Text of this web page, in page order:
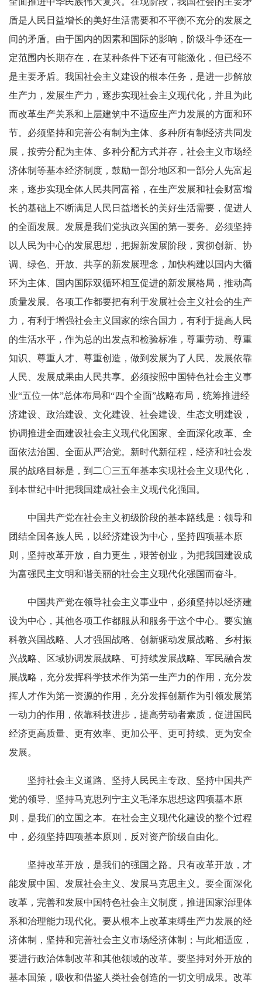
盾是人民日益增长的美好生活需要和不平衡不充分的发展之
间的矛盾。由于国内的因素和国际的影响，阶级斗争还在一
定范围内长期存在，在某种条件下还有可能激化，但已经不
是主要矛盾。我国社会主义建设的根本任务，是进一步解放
生产力，发展生产力，逐步实现社会主义现代化，并且为此
而改革生产关系和上层建筑中不适应生产力发展的方面和环
节。必须坚持和完善公有制为主体、多种所有制经济共同发
展，按劳分配为主体、多种分配方式并存，社会主义市场经
济体制等基本经济制度，鼓励一部分地区和一部分人先富起
来，逐步实现全体人民共同富裕，在生产发展和社会财富增
长的基础上不断满足人民日益增长的美好生活需要，促进人
的全面发展。发展是我们党执政兴国的第一要务。必须坚持
以人民为中心的发展思想，把握新发展阶段，贯彻创新、协
调、绿色、开放、共享的新发展理念，加快构建以国内大循
环为主体、国内国际双循环相互促进的新发展格局，推动高
质量发展。各项工作都要把有利于发展社会主义社会的生产
力，有利于增强社会主义国家的综合国力，有利于提高人民
的生活水平，作为总的出发点和检验标准，尊重劳动、尊重
知识、尊重人才、尊重创造，做到发展为了人民、发展依靠
人民、发展成果由人民共享。必须按照中国特色社会主义事
业“五位一体”总体布局和“四个全面”战略布局，统筹推进经
济建设、政治建设、文化建设、社会建设、生态文明建设，
协调推进全面建设社会主义现代化国家、全面深化改革、全
面依法治国、全面从严治党。新时代新征程，经济和社会发
展的战略目标是，到二〇三五年基本实现社会主义现代化，
到本世纪中叶把我国建成社会主义现代化强国。
中国共产党在社会主义初级阶段的基本路线是：领导和
团结全国各族人民，以经济建设为中心，坚持四项基本原
则，坚持改革开放，自力更生，艰苦创业，为把我国建设成
为富强民主文明和谐美丽的社会主义现代化强国而奋斗。
中国共产党在领导社会主义事业中，必须坚持以经济建
设为中心，其他各项工作都服从和服务于这个中心。要实施
科教兴国战略、人才强国战略、创新驱动发展战略、乡村振
兴战略、区域协调发展战略、可持续发展战略、军民融合发
展战略，充分发挥科学技术作为第一生产力的作用，充分发
挥人才作为第一资源的作用，充分发挥创新作为引领发展第
一动力的作用，依靠科技进步，提高劳动者素质，促进国民
经济更高质量、更有效率、更加公平、更可持续、更为安全
发展。
坚持社会主义道路、坚持人民民主专政、坚持中国共产
党的领导、坚持马克思列宁主义毛泽东思想这四项基本原
则，是我们的立国之本。在社会主义现代化建设的整个过程
中，必须坚持四项基本原则，反对资产阶级自由化。
坚持改革开放，是我们的强国之路。只有改革开放，才
能发展中国、发展社会主义、发展马克思主义。要全面深化
改革，完善和发展中国特色社会主义制度，推进国家治理体
系和治理能力现代化。要从根本上改革束缚生产力发展的经
济体制，坚持和完善社会主义市场经济体制；与此相适应，
要进行政治体制改革和其他领域的改革。要坚持对外开放的
基本国策，吸收和借鉴人类社会创造的一切文明成果。改革